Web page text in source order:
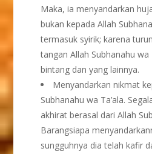
Maka, ia menyandarkan
bukan kepada Allah
termasuk syirik; karena
tangan Allah Subhanahu wa
bintang dan yang lainnya.
Menyandarkan nikmat
Subhanahu wa Ta’ala.
akhirat berasal dari Allah
Barangsiapa
sungguhnya dia telah kafir